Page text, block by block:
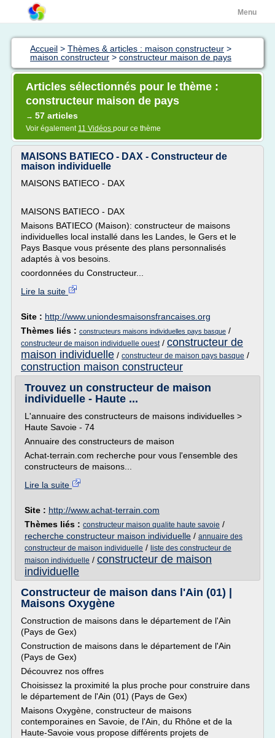
Menu
Accueil > Thèmes & articles : maison constructeur >
maison constructeur > constructeur maison de pays
Articles sélectionnés pour le thème :
constructeur maison de pays
→ 57 articles
Voir également 11 Vidéos pour ce thème
MAISONS BATIECO - DAX - Constructeur de
maison individuelle
MAISONS BATIECO - DAX
MAISONS BATIECO - DAX
Maisons BATIECO (Maison): constructeur de maisons
individuelles local installé dans les Landes, le Gers et le
Pays Basque vous présente des plans personnalisés
adaptés à vos besoins.
coordonnées du Constructeur...
Lire la suite
Site : http://www.uniondesmaisonsfrancaises.org
Thèmes liés : constructeurs maisons individuelles pays basque /
constructeur de maison individuelle ouest/ constructeur de
maison individuelle / constructeur de maison pays basque /
construction maison constructeur
Trouvez un constructeur de maison
individuelle - Haute ...
L'annuaire des constructeurs de maisons individuelles >
Haute Savoie - 74
Annuaire des constructeurs de maison
Achat-terrain.com recherche pour vous l'ensemble des
constructeurs de maisons...
Lire la suite
Site : http://www.achat-terrain.com
Thèmes liés : constructeur maison qualite haute savoie /
recherche constructeur maison individuelle / annuaire des
constructeur de maison individuelle / liste des constructeur de
maison individuelle / constructeur de maison
individuelle
Constructeur de maison dans l'Ain (01) |
Maisons Oxygène
Construction de maisons dans le département de l'Ain
(Pays de Gex)
Construction de maisons dans le département de l'Ain
(Pays de Gex)
Découvrez nos offres
Choisissez la proximité la plus proche pour construire dans
le département de l'Ain (01) (Pays de Gex)
Maisons Oxygène, constructeur de maisons
contemporaines en Savoie, de l'Ain, du Rhône et de la
Haute-Savoie vous propose différents projets de